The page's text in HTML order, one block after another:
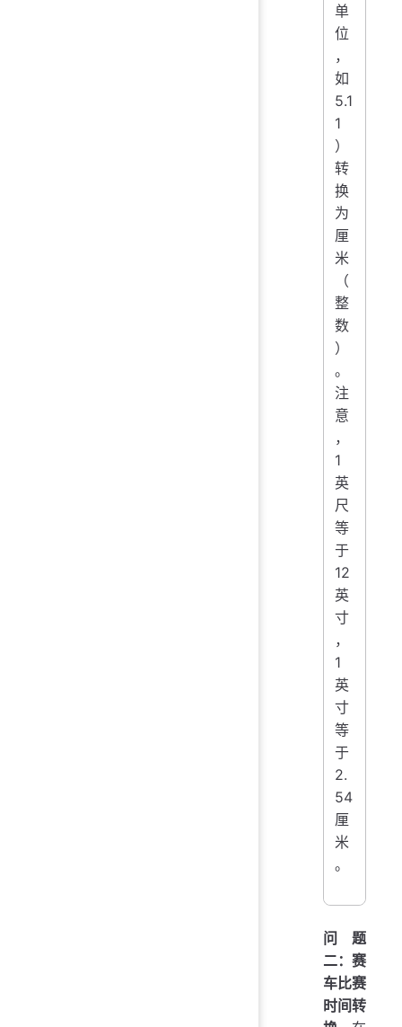
单
位
，
如
5.1
1
）
转
换
为
厘
米
（
整
数
）
。
注
意
，
1
英
尺
等
于
12
英
寸
，
1
英
寸
等
于
2.
54
厘
米
。
问题
二：赛
车比赛
时间转